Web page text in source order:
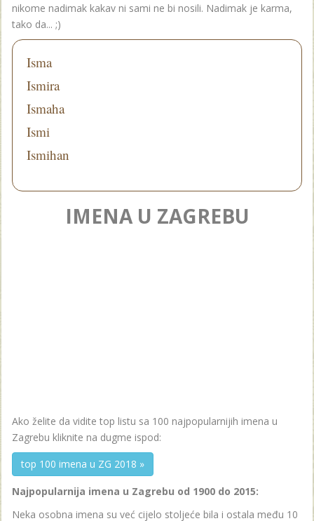
nikome nadimak kakav ni sami ne bi nosili. Nadimak je karma,
tako da... ;)
Isma
Ismira
Ismaha
Ismi
Ismihan
IMENA U ZAGREBU
Ako želite da vidite top listu sa 100 najpopularnijih imena u
Zagrebu kliknite na dugme ispod:
top 100 imena u ZG 2018 »
Najpopularnija imena u Zagrebu od 1900 do 2015:
Neka osobna imena su već cijelo stoljeće bila i ostala među 10